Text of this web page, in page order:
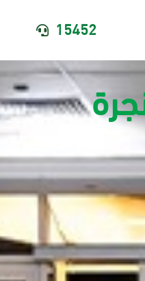
 15452